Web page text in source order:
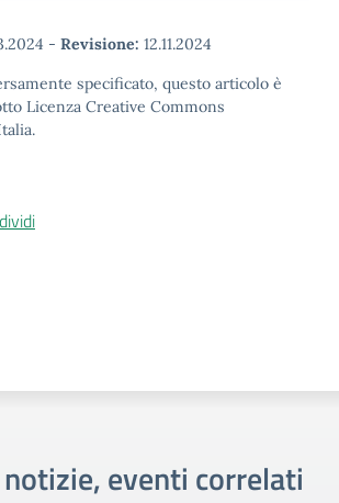
- Revisione: 12.11.2024
specificato, questo articolo è
Licenza Creative Commons
eventi correlati